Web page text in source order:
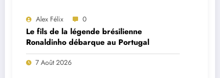
Alex Félix 0
Le fils de la légende brésilienne
Ronaldinho débarque au Portugal
7 Août 2026